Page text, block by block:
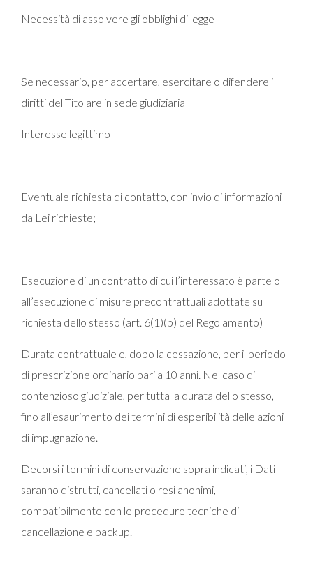
Necessità di assolvere gli obblighi di legge
Se necessario, per accertare, esercitare o difendere i
diritti del Titolare in sede giudiziaria
Interesse legittimo
Eventuale richiesta di contatto, con invio di informazioni
da Lei richieste;
Esecuzione di un contratto di cui l’interessato è parte o
all’esecuzione di misure precontrattuali adottate su
richiesta dello stesso (art. 6(1)(b) del Regolamento)
Durata contrattuale e, dopo la cessazione, per il periodo
di prescrizione ordinario pari a 10 anni. Nel caso di
contenzioso giudiziale, per tutta la durata dello stesso,
fino all’esaurimento dei termini di esperibilità delle azioni
di impugnazione.
Decorsi i termini di conservazione sopra indicati, i Dati
saranno distrutti, cancellati o resi anonimi,
compatibilmente con le procedure tecniche di
cancellazione e backup.